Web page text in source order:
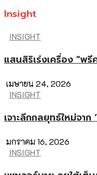
Insight
INSIGHT
แสนสิริเร่งเครื่อง “พรี
เมษายน 24, 2026
INSIGHT
เจาะลึกกลยุทธ์ใหม่จา
มกราคม 16, 2026
INSIGHT